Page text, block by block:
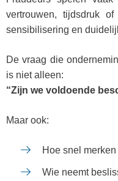
vertrouwen, tijdsdruk
sensibilisering en
De vraag die
is niet alleen:
“Zijn we voldoende
Maar ook:
Hoe snel
Wie neemt